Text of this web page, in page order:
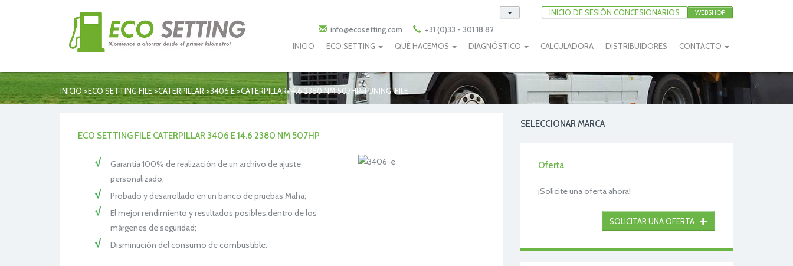
INICIO DE SESIÓN CONCESIONARIOS WEBSHOP
info@ecosetting.com
+31 (0)33 - 301 18 82
INICIO
ECO SETTING QUÉ HACEMOS DIAGNÓSTICO CALCULADORA DISTRIBUIDORES CONTACTO
INICIO >ECO SETTING FILE>CATERPILLAR >3406 E>CATERPILLAR 14.6 2380 NM 507HP TUNING-FILE
ECO SETTING FILE CATERPILLAR 3406 E 14.6 2380 NM 507HP
Garantía 100% de realización de un archivo de ajuste
personalizado;
Probado y desarrollado en un banco de pruebas Maha;
El mejor rendimiento y resultados posibles,dentro de los
márgenes de seguridad;
Disminución del consumo de combustible.
SELECCIONAR MARCA
Oferta
¡Solicite una oferta ahora!
SOLICITAR UNA OFERTA